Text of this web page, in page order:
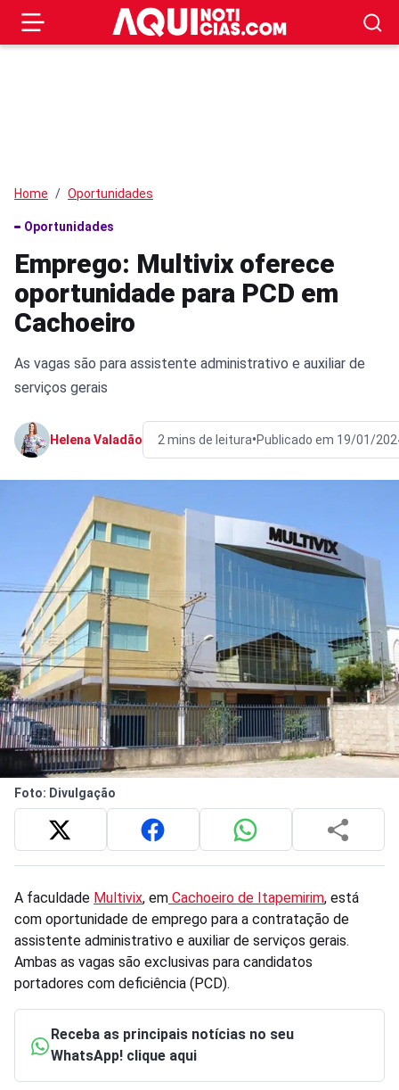
Home Oportunidades
Oportunidades
Emprego: Multivix oferece
oportunidade para PCD em
Cachoeiro
As vagas são para assistente administrativo e auxiliar de
serviços gerais
Helena Valadão 2 mins de leitura•Publicado em 19/01/
Foto: Divulgação
A faculdade Multivix, em Cachoeiro de Itapemirim, está
com oportunidade de emprego para a contratação de
assistente administrativo e auxiliar de serviços gerais.
Ambas as vagas são exclusivas para candidatos
portadores com deficiência (PCD).
Receba as principais notícias no seu
WhatsApp! clique aqui